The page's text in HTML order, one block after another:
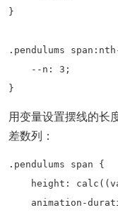
}
.pendulums
    --n: 3;
}
用变量设置摆线的长
差数列：
.pendulums span {
height:
animation-